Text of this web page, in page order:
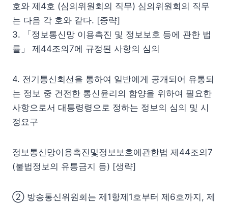
호와 제4호 (심의위원회의 직무) 심의위원회의 직무
는 다음 각 호와 같다. [중략]
3. 「정보통신망 이용촉진 및 정보보호 등에 관한 법
률」 제44조의7에 규정된 사항의 심의
4. 전기통신회선을 통하여 일반에게 공개되어 유통되
는 정보 중 건전한 통신윤리의 함양을 위하여 필요한
사항으로서 대통령령으로 정하는 정보의 심의 및 시
정요구
정보통신망이용촉진및정보보호에관한법 제44조의7
(불법정보의 유통금지 등) [생략]
② 방송통신위원회는 제1항제1호부터 제6호까지, 제